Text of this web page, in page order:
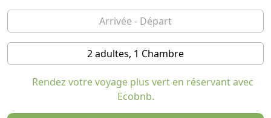
2 adultes, 1 Chambre
Rendez votre voyage plus vert en réservant avec
Ecobnb.